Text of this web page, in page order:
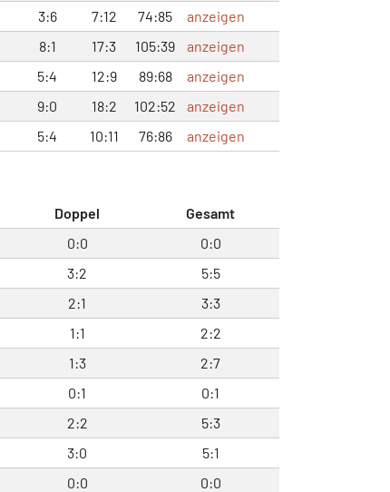
3:6 7:12 74:85
anzeigen
8:1 17:3 105:39
anzeigen
5:4 12:9 89:68
anzeigen
9:0 18:2 102:52
anzeigen
5:4 10:11 76:86 anzeigen
Doppel
Gesamt
0:0
0:0
3:2
5:5
2:1
3:3
1:1
2:2
1:3
2:7
0:1
0:1
2:2
5:3
3:0
5:1
0:0
0:0